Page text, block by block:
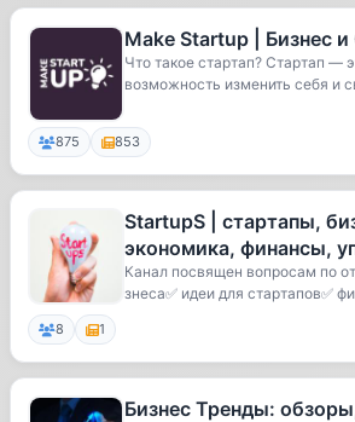
Make Startup | Бизнес
Что такое стартап? Стартап —
возможность изменить себя и
875 853
StartupS | стартапы,
экономика, финансы,
саморазвитие онлайн,
курсы,
Канал посвящен вопросам по
знеса✅ идеи для стартапов✅
8 1
Бизнес Тренды: